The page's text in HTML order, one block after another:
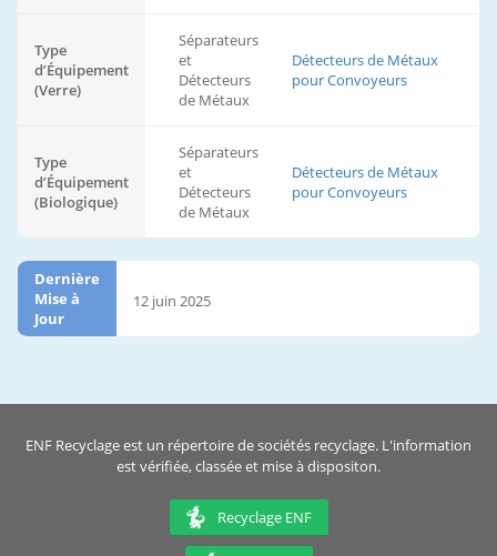
Type
d’Équipement
(Verre)
Séparateurs
et
Détecteurs
de Métaux
Détecteurs de Métaux
pour Convoyeurs
Type
d’Équipement
(Biologique)
Séparateurs
et
Détecteurs
de Métaux
Détecteurs de Métaux
pour Convoyeurs
Dernière
Mise à
Jour
12 juin 2025
ENF Recyclage est un répertoire de sociétés recyclage. L'information
est vérifiée, classée et mise à dispositon.
Recyclage ENF